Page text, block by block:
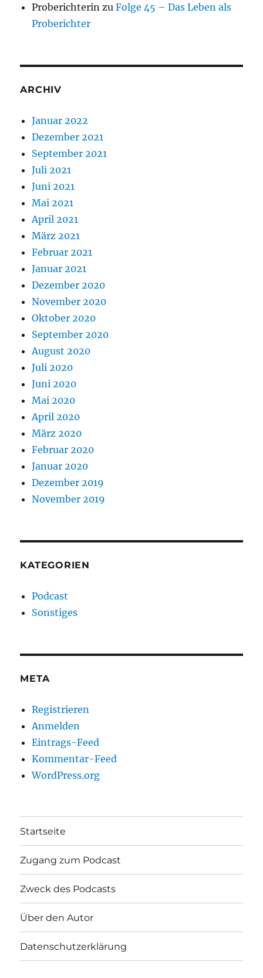
Proberichterin zuFolge 45 – Das Leben als
Proberichter
ARCHIV
Januar 2022
Dezember 2021
September 2021
Juli 2021
Juni 2021
Mai 2021
April 2021
März 2021
Februar 2021
Januar 2021
Dezember 2020
November 2020
Oktober 2020
September 2020
August 2020
Juli 2020
Juni 2020
Mai 2020
April 2020
März 2020
Februar 2020
Januar 2020
Dezember 2019
November 2019
KATEGORIEN
Podcast
Sonstiges
META
Registrieren
Anmelden
Eintrags-Feed
Kommentar-Feed
WordPress.org
Startseite
Zugang zum Podcast
Zweck des Podcasts
Über den Autor
Datenschutzerklärung